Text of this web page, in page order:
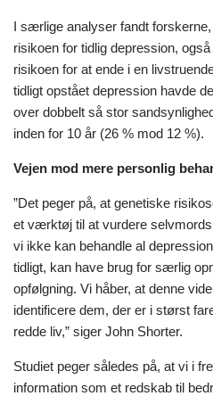
I særlige analyser fandt
risikoen for tidlig depression,
risikoen for at ende i en
tidligt opstået depression havde
over dobbelt så stor
inden for 10 år (26 % mod 12 %).
Vejen mod mere personlig
”Det peger på, at genetiske
et værktøj til at vurdere
vi ikke kan behandle al
tidligt, kan have brug for særlig
opfølgning. Vi håber, at denne
identificere dem, der er i størst
redde liv,” siger John Shorter.
Studiet peger således på, at vi i
information som et redskab til